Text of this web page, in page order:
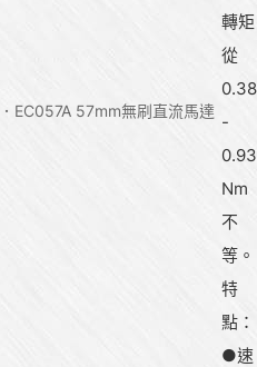
EC057A 57mm無刷直流馬達
轉矩
從
0.38
-
0.93
Nm
不
等。
特
點：
●速